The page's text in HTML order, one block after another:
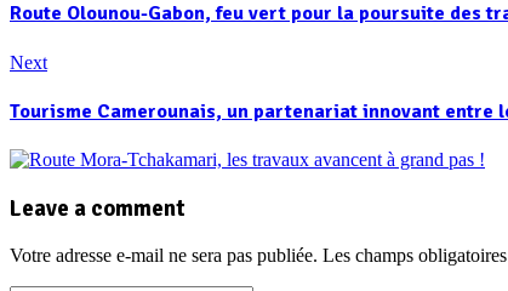
Route Olounou-Gabon, feu vert pour la poursuite des
Next
Tourisme Camerounais, un partenariat innovant entre
Leave a comment
Votre adresse e-mail ne sera pas publiée. Les champs